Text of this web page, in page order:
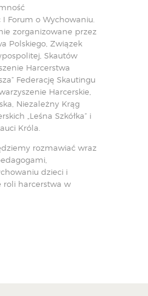
Forum o Wychowaniu.
zorganizowane przez
Polskiego, Związek
Skautów
Harcerstwa
Federację Skautingu
Harcerskie,
Niezależny Krąg
„Leśna Szkółka” i
Króla.
rozmawiać wraz
dzieci i
roli harcerstwa w